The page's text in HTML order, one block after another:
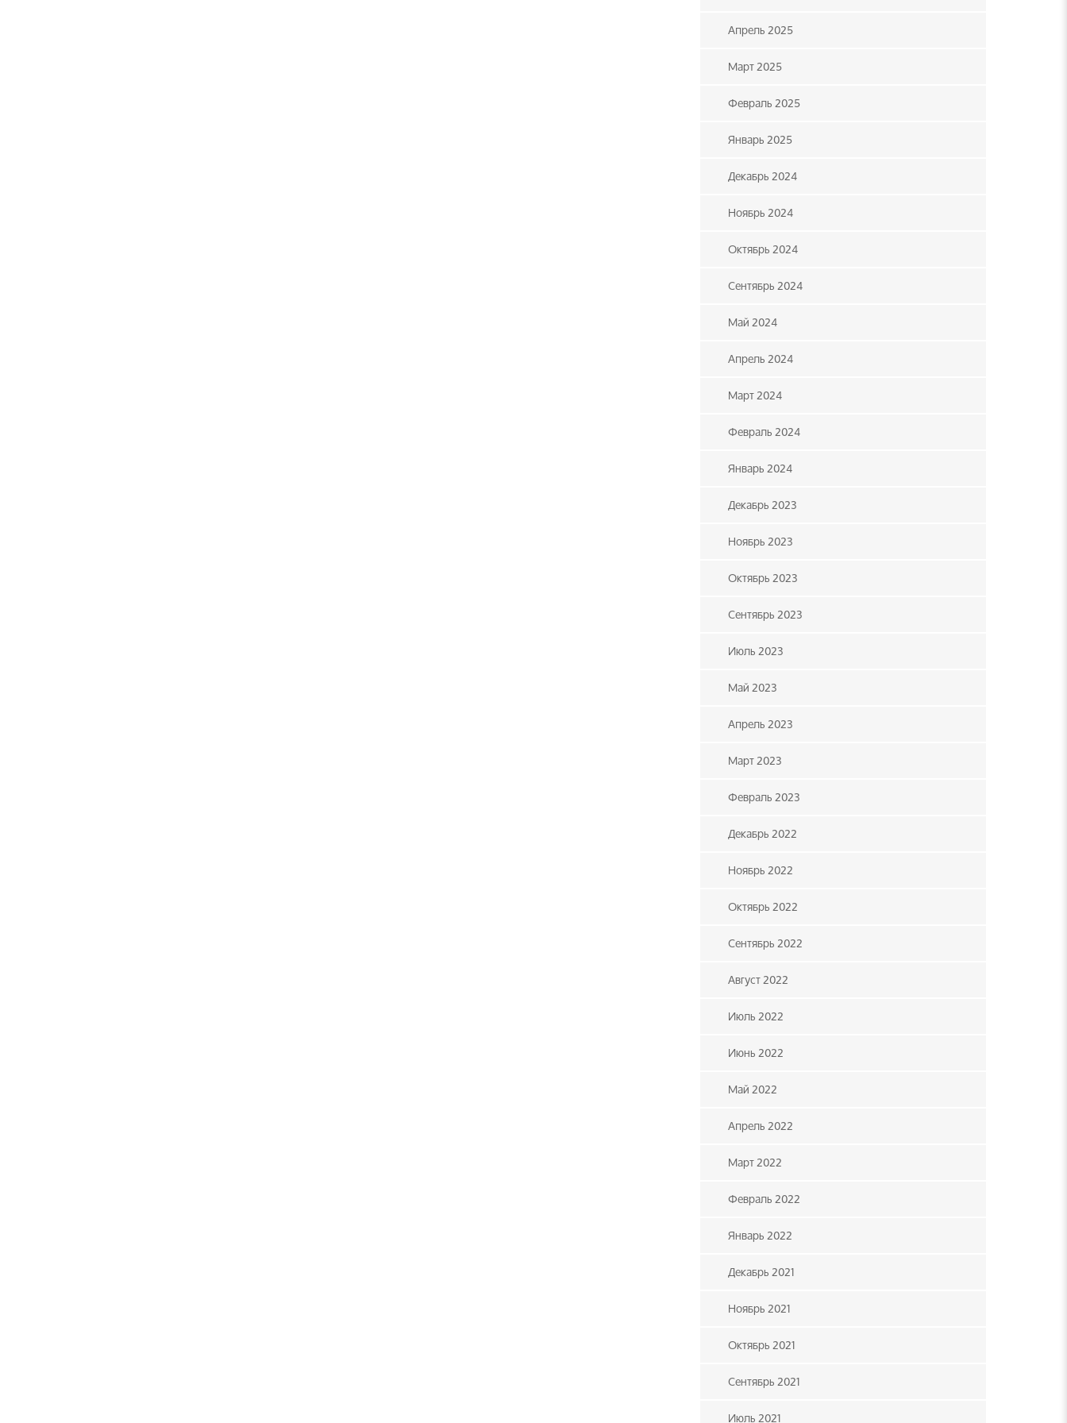
Апрель 2025
Март 2025
Февраль 2025
Январь 2025
Декабрь 2024
Ноябрь 2024
Октябрь 2024
Сентябрь 2024
Май 2024
Апрель 2024
Март 2024
Февраль 2024
Январь 2024
Декабрь 2023
Ноябрь 2023
Октябрь 2023
Сентябрь 2023
Июль 2023
Май 2023
Апрель 2023
Март 2023
Февраль 2023
Декабрь 2022
Ноябрь 2022
Октябрь 2022
Сентябрь 2022
Август 2022
Июль 2022
Июнь 2022
Май 2022
Апрель 2022
Март 2022
Февраль 2022
Январь 2022
Декабрь 2021
Ноябрь 2021
Октябрь 2021
Сентябрь 2021
Июль 2021